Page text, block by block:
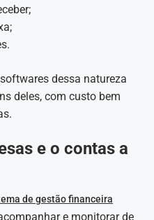
dessa natureza
deles, com custo bem
e o contas a
de gestão financeira
e monitorar de